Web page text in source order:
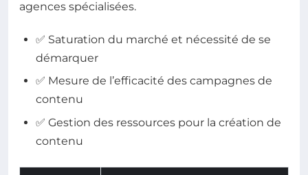
agences spécialisées.
✅ Saturation du marché et nécessité de se
démarquer
✅ Mesure de l’efficacité des campagnes de
contenu
✅ Gestion des ressources pour la création de
contenu